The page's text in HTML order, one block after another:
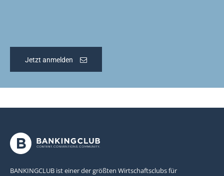
Jetzt anmelden
BANKINGCLUB ist einer der größten Wirtschaftsclubs für